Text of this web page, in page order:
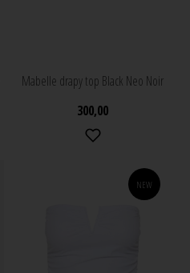
Mabelle drapy top Black Neo Noir
300,00
NEW